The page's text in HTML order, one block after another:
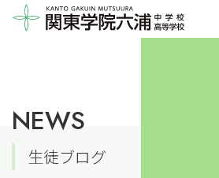
NEWS
生徒ブログ